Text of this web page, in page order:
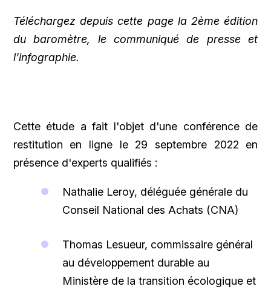
Téléchargez depuis cette page la 2ème édition
du baromètre, le communiqué de presse et
l'infographie.
Cette étude a fait l'objet d'une conférence de
restitution en ligne le 29 septembre 2022 en
présence d'experts qualifiés :
Nathalie Leroy, déléguée générale du
Conseil National des Achats (CNA)
Thomas Lesueur, commissaire général
au développement durable au
Ministère de la transition écologique et